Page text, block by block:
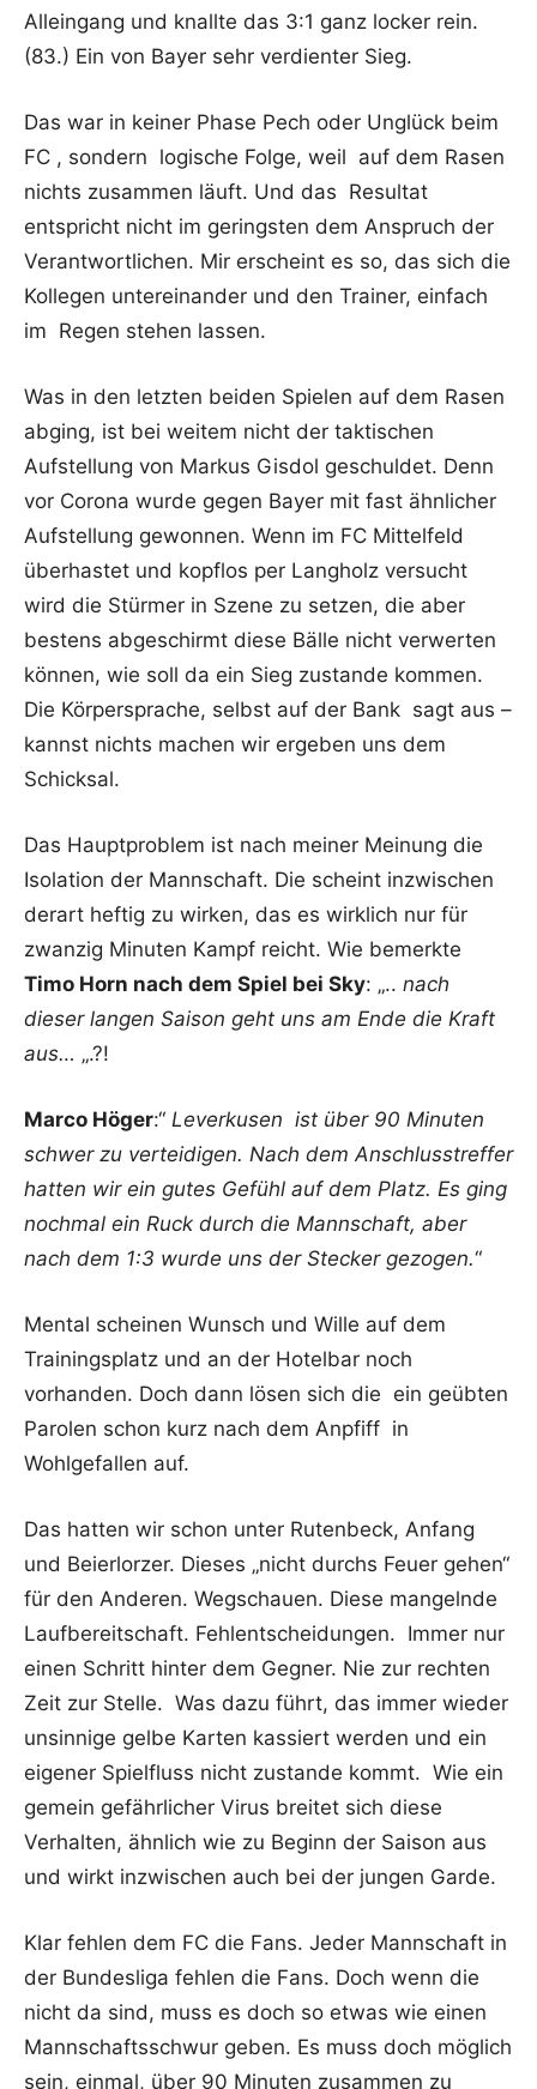
Alleingang und knallte das 3:1 ganz locker rein.
(83.) Ein von Bayer sehr verdienter Sieg.
Das war in keiner Phase Pech oder Unglück beim
FC , sondern logische Folge, weil auf dem Rasen
nichts zusammen läuft. Und das Resultat
entspricht nicht im geringsten dem Anspruch der
Verantwortlichen. Mir erscheint es so, das sich die
Kollegen untereinander und den Trainer, einfach
im Regen stehen lassen.
Was in den letzten beiden Spielen auf dem Rasen
abging, ist bei weitem nicht der taktischen
Aufstellung von Markus Gisdol geschuldet. Denn
vor Corona wurde gegen Bayer mit fast ähnlicher
Aufstellung gewonnen. Wenn im FC Mittelfeld
überhastet und kopflos per Langholz versucht
wird die Stürmer in Szene zu setzen, die aber
bestens abgeschirmt diese Bälle nicht verwerten
können, wie soll da ein Sieg zustande kommen.
Die Körpersprache, selbst auf der Bank sagt aus –
kannst nichts machen wir ergeben uns dem
Schicksal.
Das Hauptproblem ist nach meiner Meinung die
Isolation der Mannschaft. Die scheint inzwischen
derart heftig zu wirken, das es wirklich nur für
zwanzig Minuten Kampf reicht. Wie bemerkte
Timo Horn nach dem Spiel bei Sky: „.. nach
dieser langen Saison geht uns am Ende die Kraft
aus… „.?!
Marco Höger:“ Leverkusen ist über 90 Minuten
schwer zu verteidigen. Nach dem Anschlusstreffer
hatten wir ein gutes Gefühl auf dem Platz. Es ging
nochmal ein Ruck durch die Mannschaft, aber
nach dem 1:3 wurde uns der Stecker gezogen.“
Mental scheinen Wunsch und Wille auf dem
Trainingsplatz und an der Hotelbar noch
vorhanden. Doch dann lösen sich die ein geübten
Parolen schon kurz nach dem Anpfiff in
Wohlgefallen auf.
Das hatten wir schon unter Rutenbeck, Anfang
und Beierlorzer. Dieses „nicht durchs Feuer gehen“
für den Anderen. Wegschauen. Diese mangelnde
Laufbereitschaft. Fehlentscheidungen. Immer nur
einen Schritt hinter dem Gegner. Nie zur rechten
Zeit zur Stelle. Was dazu führt, das immer wieder
unsinnige gelbe Karten kassiert werden und ein
eigener Spielfluss nicht zustande kommt. Wie ein
gemein gefährlicher Virus breitet sich diese
Verhalten, ähnlich wie zu Beginn der Saison aus
und wirkt inzwischen auch bei der jungen Garde.
Klar fehlen dem FC die Fans. Jeder Mannschaft in
der Bundesliga fehlen die Fans. Doch wenn die
nicht da sind, muss es doch so etwas wie einen
Mannschaftsschwur geben. Es muss doch möglich
sein, einmal, über 90 Minuten zusammen zu